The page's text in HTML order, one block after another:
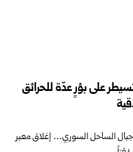
على بؤرٍ عدّة للحرائق